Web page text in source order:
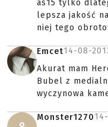
as15 tylko
lepsza jakość
niej tego
Emcet14-08-
Akurat mam
Bubel z
wyczynowa
Monster1270